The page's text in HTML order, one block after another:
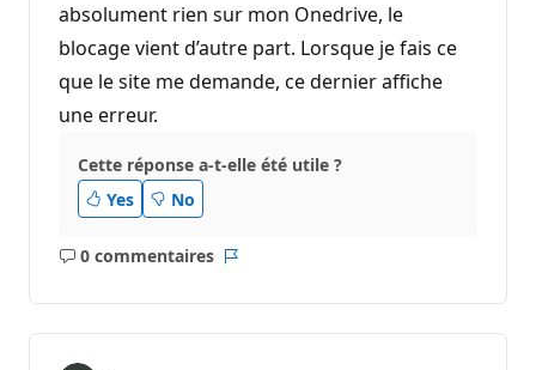
absolument rien sur mon Onedrive, le
blocage vient d’autre part. Lorsque je fais ce
que le site me demande, ce dernier affiche
une erreur.
Cette réponse a-t-elle été utile ?
Yes
No
0 commentaires
Aucun